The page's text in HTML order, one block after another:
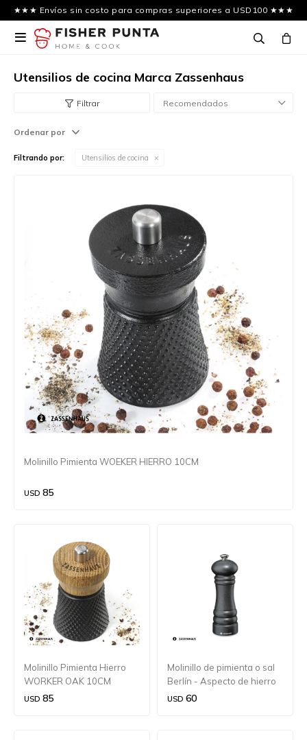
★★★ Envíos sin costo para compras superiores a USD100 ★★★

Utensilios de cocina Marca Zassenhaus
Recomendados
Ordenar por
Filtrando por: Utensilios de cocina
Molinillo Pimienta WOEKER HIERRO 10CM
USD 85
Molinillo Pimienta Hierro
WORKER OAK 10CM
USD 85
Molinillo de pimienta o sal
Berlín - Aspecto de hierro
fundido Zassenhaus
USD 60